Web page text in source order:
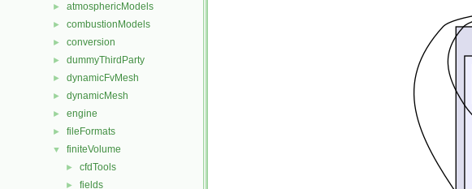
► atmosphericModels
► combustionModels
► conversion
► dummyThirdParty
► dynamicFvMesh
► dynamicMesh
► engine
► fileFormats
▼ finiteVolume
► cfdTools
► fields